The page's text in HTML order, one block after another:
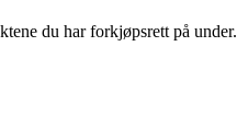
du har forkjøpsrett på under.